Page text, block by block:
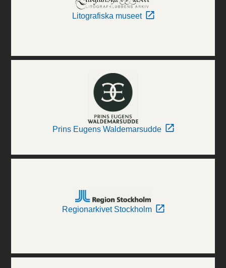
Litografiska museet
Prins Eugens Waldemarsudde
Regionarkivet Stockholm